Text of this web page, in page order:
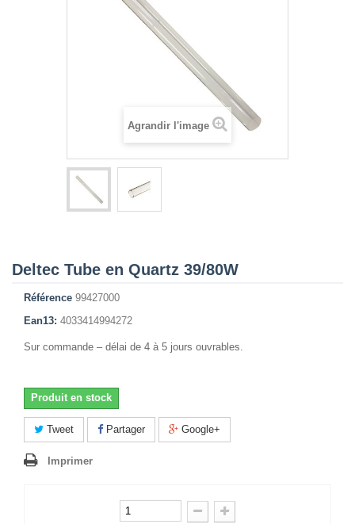
Agrandir l'image
Deltec Tube en Quartz 39/80W
Référence 99427000
Ean13: 4033414994272
Sur commande – délai de 4 à 5 jours ouvrables.
Produit en stock
Tweet Partager Google+
Imprimer